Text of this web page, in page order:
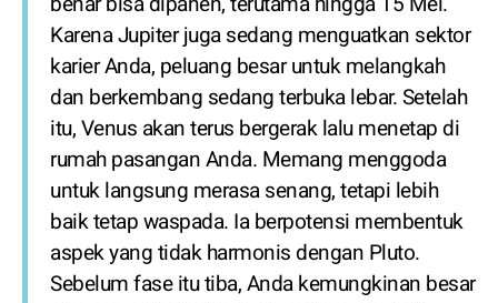
Karena Jupiter juga sedang menguatkan sektor
karier Anda, peluang besar untuk melangkah
dan berkembang sedang terbuka lebar. Setelah
itu, Venus akan terus bergerak lalu menetap di
rumah pasangan Anda. Memang menggoda
untuk langsung merasa senang, tetapi lebih
baik tetap waspada. Ia berpotensi membentuk
aspek yang tidak harmonis dengan Pluto.
Sebelum fase itu tiba, Anda kemungkinan besar